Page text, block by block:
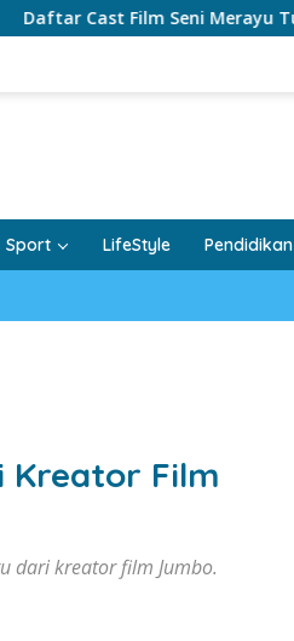
Film Seni Merayu Tuhan
Sport LifeStyle Pendidikan
Kreator Film
dari kreator film Jumbo.